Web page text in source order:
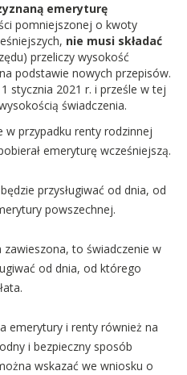
emeryturę
pomniejszonej o kwoty
nie musi składać
przeliczy wysokość
podstawie nowych przepisów.
stycznia 2021 r. i prześle w tej
świadczenia.
w przypadku renty rodzinnej
emeryturę wcześniejszą.
przysługiwać od dnia, od
powszechnej.
zawieszona, to świadczenie w
od dnia, od którego
emerytury i renty również na
i bezpieczny sposób
wskazać we wniosku o